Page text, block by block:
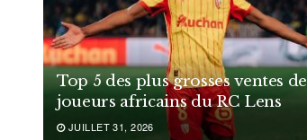
Top 5 des plus grosses ventes de
joueurs africains du RC Lens
JUILLET 31, 2026